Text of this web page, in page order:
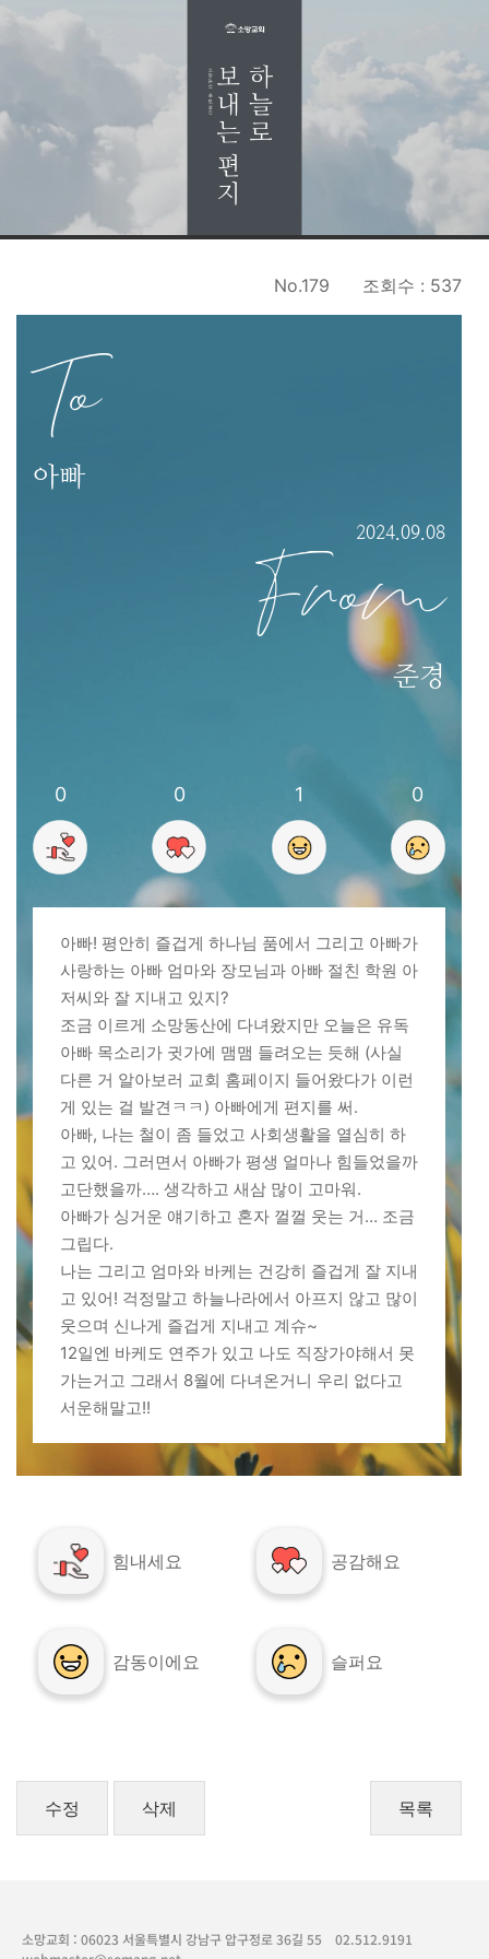
No.179 조회수 : 537
To
아빠
2024.09.08
From
준경
0 0 1 0
아빠! 평안히 즐겁게 하나님 품에서 그리고 아빠가
사랑하는 아빠 엄마와 장모님과 아빠 절친 학원 아
저씨와 잘 지내고 있지?
조금 이르게 소망동산에 다녀왔지만 오늘은 유독
아빠 목소리가 귓가에 맴맴 들려오는 듯해 (사실
다른 거 알아보러 교회 홈페이지 들어왔다가 이런
게 있는 걸 발견ㅋㅋ) 아빠에게 편지를 써.
아빠, 나는 철이 좀 들었고 사회생활을 열심히 하
고 있어. 그러면서 아빠가 평생 얼마나 힘들었을까
고단했을까…. 생각하고 새삼 많이 고마워.
아빠가 싱거운 얘기하고 혼자 껄껄 웃는 거… 조금
그립다.
나는 그리고 엄마와 바케는 건강히 즐겁게 잘 지내
고 있어! 걱정말고 하늘나라에서 아프지 않고 많이
웃으며 신나게 즐겁게 지내고 계슈~
12일엔 바케도 연주가 있고 나도 직장가야해서 못
가는거고 그래서 8월에 다녀온거니 우리 없다고
서운해말고!!
힘내세요 공감해요
감동이에요 슬퍼요
수정 삭제 목록
소망교회 : 06023 서울특별시 강남구 압구정로 36길 55 02.512.9191